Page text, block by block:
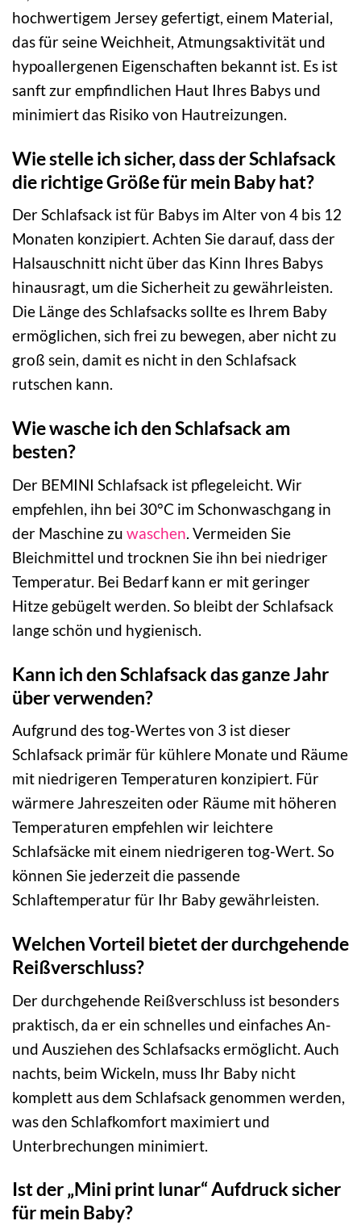
hochwertigem Jersey gefertigt, einem Material,
das für seine Weichheit, Atmungsaktivität und
hypoallergenen Eigenschaften bekannt ist. Es ist
sanft zur empfindlichen Haut Ihres Babys und
minimiert das Risiko von Hautreizungen.
Wie stelle ich sicher, dass der Schlafsack
die richtige Größe für mein Baby hat?
Der Schlafsack ist für Babys im Alter von 4 bis 12
Monaten konzipiert. Achten Sie darauf, dass der
Halsauschnitt nicht über das Kinn Ihres Babys
hinausragt, um die Sicherheit zu gewährleisten.
Die Länge des Schlafsacks sollte es Ihrem Baby
ermöglichen, sich frei zu bewegen, aber nicht zu
groß sein, damit es nicht in den Schlafsack
rutschen kann.
Wie wasche ich den Schlafsack am
besten?
Der BEMINI Schlafsack ist pflegeleicht. Wir
empfehlen, ihn bei 30°C im Schonwaschgang in
der Maschine zu waschen . Vermeiden Sie
Bleichmittel und trocknen Sie ihn bei niedriger
Temperatur. Bei Bedarf kann er mit geringer
Hitze gebügelt werden. So bleibt der Schlafsack
lange schön und hygienisch.
Kann ich den Schlafsack das ganze Jahr
über verwenden?
Aufgrund des tog-Wertes von 3 ist dieser
Schlafsack primär für kühlere Monate und Räume
mit niedrigeren Temperaturen konzipiert. Für
wärmere Jahreszeiten oder Räume mit höheren
Temperaturen empfehlen wir leichtere
Schlafsäcke mit einem niedrigeren tog-Wert. So
können Sie jederzeit die passende
Schlaftemperatur für Ihr Baby gewährleisten.
Welchen Vorteil bietet der durchgehende
Reißverschluss?
Der durchgehende Reißverschluss ist besonders
praktisch, da er ein schnelles und einfaches An-
und Ausziehen des Schlafsacks ermöglicht. Auch
nachts, beim Wickeln, muss Ihr Baby nicht
komplett aus dem Schlafsack genommen werden,
was den Schlafkomfort maximiert und
Unterbrechungen minimiert.
Ist der „Mini print lunar“ Aufdruck sicher
für mein Baby?